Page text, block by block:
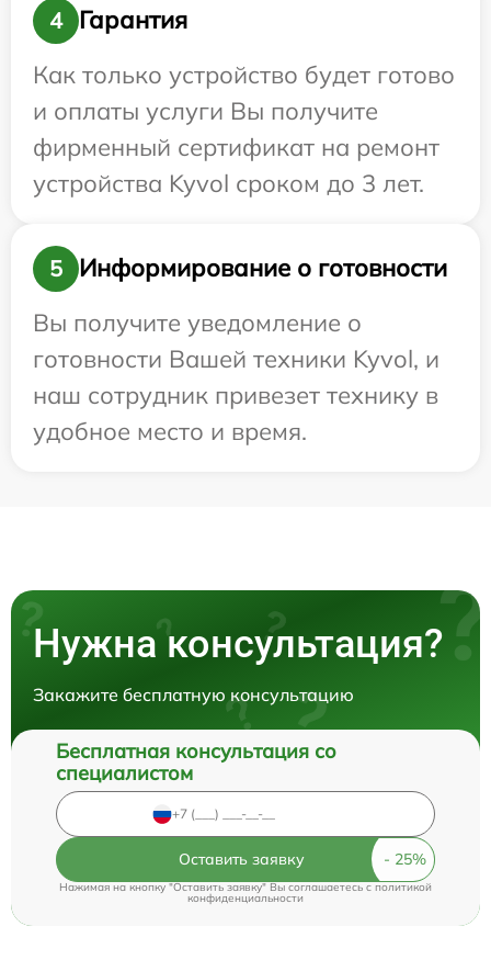
4
Гарантия
Как только устройство будет готово
и оплаты услуги Вы получите
фирменный сертификат на ремонт
устройства Kyvol сроком до 3 лет.
5
Информирование о готовности
Вы получите уведомление о
готовности Вашей техники Kyvol, и
наш сотрудник привезет технику в
удобное место и время.
Нужна консультация?
Закажите бесплатную консультацию
Бесплатная консультация со
специалистом
Оставить заявку
Нажимая на кнопку "Оставить заявку" Вы соглашаетесь cполитикой
конфиденциальности